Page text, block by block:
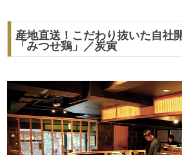
産地直送！こだわり抜いた自社
「みつせ鶏」／炭寅